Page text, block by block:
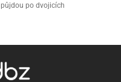
půjdou po dvojicích